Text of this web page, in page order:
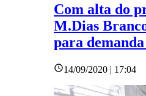
Com alta do
M.Dias
para
14/09/2020 | 17:04